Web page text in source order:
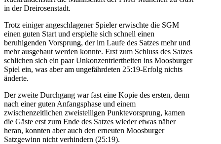
in der Dreirosenstadt.
Trotz einiger angeschlagener Spieler erwischte die SGM
einen guten Start und erspielte sich schnell einen
beruhigenden Vorsprung, der im Laufe des Satzes mehr und
mehr ausgebaut werden konnte. Erst zum Schluss des Satzes
schlichen sich ein paar Unkonzentriertheiten ins Moosburger
Spiel ein, was aber am ungefährdeten 25:19-Erfolg nichts
änderte.
Der zweite Durchgang war fast eine Kopie des ersten, denn
nach einer guten Anfangsphase und einem
zwischenzeitlichen zweistelligen Punktevorsprung, kamen
die Gäste erst zum Ende des Satzes wieder etwas näher
heran, konnten aber auch den erneuten Moosburger
Satzgewinn nicht verhindern (25:19).